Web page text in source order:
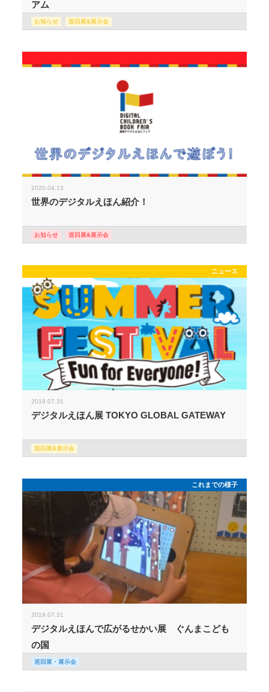
アム
お知らせ 巡回展&展示会
2020.04.13
世界のデジタルえほん紹介！
お知らせ 巡回展&展示会
ニュース
2019.07.31
デジタルえほん展 TOKYO GLOBAL GATEWAY
巡回展&展示会
これまでの様子
2019.07.31
デジタルえほんで広がるせかい展 ぐんまこども
の国
巡回展・展示会